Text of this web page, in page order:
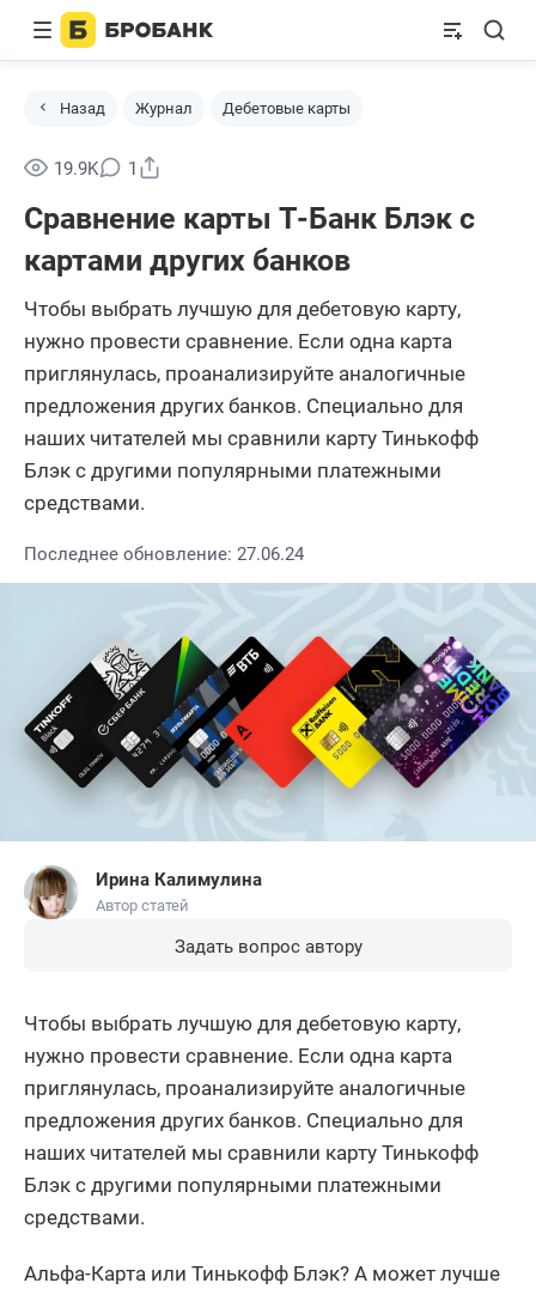
Назад Журнал Дебетовые карты
19.9K 1
Сравнение карты Т-Банк Блэк с
картами других банков
Чтобы выбрать лучшую для дебетовую карту,
нужно провести сравнение. Если одна карта
приглянулась, проанализируйте аналогичные
предложения других банков. Специально для
наших читателей мы сравнили карту Тинькофф
Блэк с другими популярными платежными
средствами.
Последнее обновление: 27.06.24
Ирина Калимулина
Автор статей
Задать вопрос автору
Чтобы выбрать лучшую для дебетовую карту,
нужно провести сравнение. Если одна карта
приглянулась, проанализируйте аналогичные
предложения других банков. Специально для
наших читателей мы сравнили карту Тинькофф
Блэк с другими популярными платежными
средствами.
Альфа-Карта или Тинькофф Блэк? А может лучше